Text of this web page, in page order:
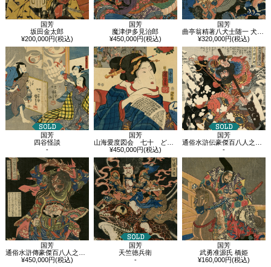
国芳
坂田金太郎
¥200,000円(税込)
国芳
魔津伊多見治郎
¥450,000円(税込)
国芳
曲亭翁精著八犬士随一 犬飼現八
¥320,000円(税込)
国芳
四谷怪談
-
国芳
山海愛度図会 七十 どんなだかいってみたい 蝦夷鮭
¥450,000円(税込)
国芳
通俗水滸伝豪傑百八人之一個 急先鋒索超
-
国芳
通俗水滸傳豪傑百八人之一個 玉麒麟盧俊義
¥450,000円(税込)
国芳
天竺徳兵衛
-
国芳
武勇准源氏 橋姫
¥160,000円(税込)